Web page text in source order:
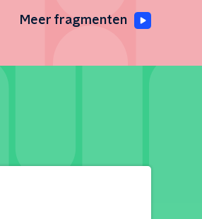
Meer fragmenten